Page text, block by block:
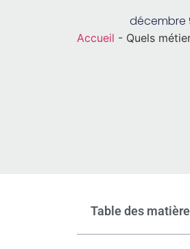
décembre
Accueil - Quels
Table des